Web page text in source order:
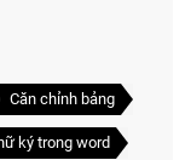
Căn chỉnh bảng
ký trong word